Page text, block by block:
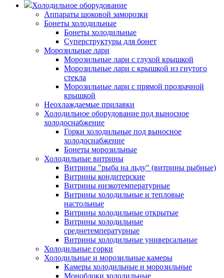
Холодильное оборудование
Аппараты шоковой заморозки
Бонеты холодильные
Бонеты холодильные
Суперструктуры для бонет
Морозильные лари
Морозильные лари с глухой крышкой
Морозильные лари с крышкой из гнутого
стекла
Морозильные лари с прямой прозрачной
крышкой
Неохлаждаемые прилавки
Холодильное оборудование под выносное
холодоснабжение
Горки холодильные под выносное
холодоснабжение
Бонеты морозильные
Холодильные витрины
Витрины "рыба на льду" (витрины рыбные)
Витрины кондитерские
Витрины низкотемпературные
Витрины холодильные и тепловые
настольные
Витрины холодильные открытые
Витрины холодильные
среднетемпературные
Витрины холодильные универсальные
Холодильные горки
Холодильные и морозильные камеры
Камеры холодильные и морозильные
Моноблоки холодильные